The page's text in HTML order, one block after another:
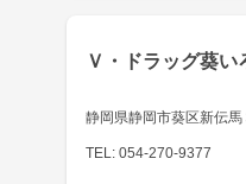
Ｖ・ドラッグ葵い
静岡県静岡市葵区新伝馬
TEL: 054-270-9377